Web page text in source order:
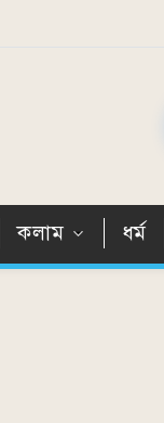
কলাম ধর্ম